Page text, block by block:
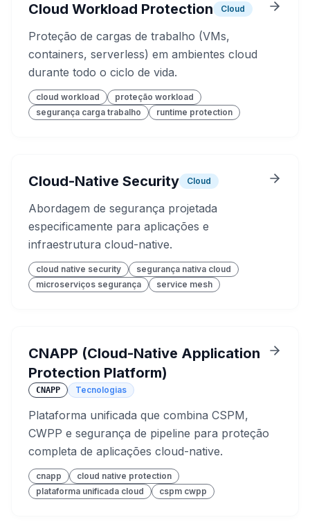
Cloud Workload Protection Cloud
Proteção de cargas de trabalho (VMs,
containers, serverless) em ambientes cloud
durante todo o ciclo de vida.
cloud workload
proteção workload
segurança carga trabalho
runtime protection
Cloud-Native Security Cloud
Abordagem de segurança projetada
especificamente para aplicações e
infraestrutura cloud-native.
cloud native security
segurança nativa cloud
microserviços segurança
service mesh
CNAPP (Cloud-Native Application
Protection Platform)
CNAPP Tecnologias
Plataforma unificada que combina CSPM,
CWPP e segurança de pipeline para proteção
completa de aplicações cloud-native.
cnapp
cloud native protection
plataforma unificada cloud
cspm cwpp